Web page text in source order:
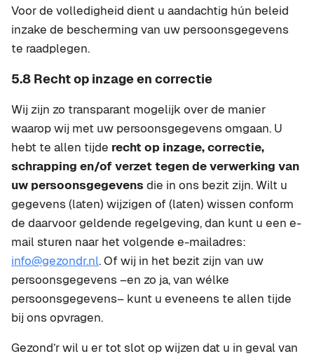
Voor de volledigheid dient u aandachtig hún beleid
inzake de bescherming van uw persoonsgegevens
te raadplegen.
5.8 Recht op inzage en correctie
Wij zijn zo transparant mogelijk over de manier
waarop wij met uw persoonsgegevens omgaan. U
hebt te allen tijde recht op inzage, correctie,
schrapping en/of verzet tegen de verwerking van
uw persoonsgegevens die in ons bezit zijn. Wilt u
gegevens (laten) wijzigen of (laten) wissen conform
de daarvoor geldende regelgeving, dan kunt u een e-
mail sturen naar het volgende e-mailadres:
info@gezondr.nl. Of wij in het bezit zijn van uw
persoonsgegevens –en zo ja, van wélke
persoonsgegevens– kunt u eveneens te allen tijde
bij ons opvragen.
Gezond’r wil u er tot slot op wijzen dat u in geval van